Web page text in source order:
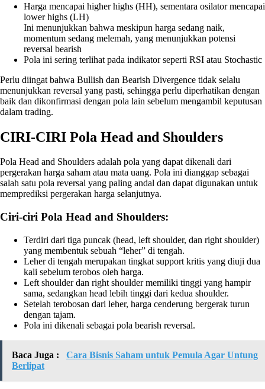
Harga mencapai higher highs (HH), sementara osilator mencapai
lower highs (LH)
Ini menunjukkan bahwa meskipun harga sedang naik,
momentum sedang melemah, yang menunjukkan potensi
reversal bearish
Pola ini sering terlihat pada indikator seperti RSI atau Stochastic
Perlu diingat bahwa Bullish dan Bearish Divergence tidak selalu
menunjukkan reversal yang pasti, sehingga perlu diperhatikan dengan
baik dan dikonfirmasi dengan pola lain sebelum mengambil keputusan
dalam trading.
CIRI-CIRI Pola Head and Shoulders
Pola Head and Shoulders adalah pola yang dapat dikenali dari
pergerakan harga saham atau mata uang. Pola ini dianggap sebagai
salah satu pola reversal yang paling andal dan dapat digunakan untuk
memprediksi pergerakan harga selanjutnya.
Ciri-ciri Pola Head and Shoulders:
Terdiri dari tiga puncak (head, left shoulder, dan right shoulder)
yang membentuk sebuah “leher” di tengah.
Leher di tengah merupakan tingkat support kritis yang diuji dua
kali sebelum terobos oleh harga.
Left shoulder dan right shoulder memiliki tinggi yang hampir
sama, sedangkan head lebih tinggi dari kedua shoulder.
Setelah terobosan dari leher, harga cenderung bergerak turun
dengan tajam.
Pola ini dikenali sebagai pola bearish reversal.
Baca Juga :
Cara Bisnis Saham untuk Pemula Agar Untung
Berlipat